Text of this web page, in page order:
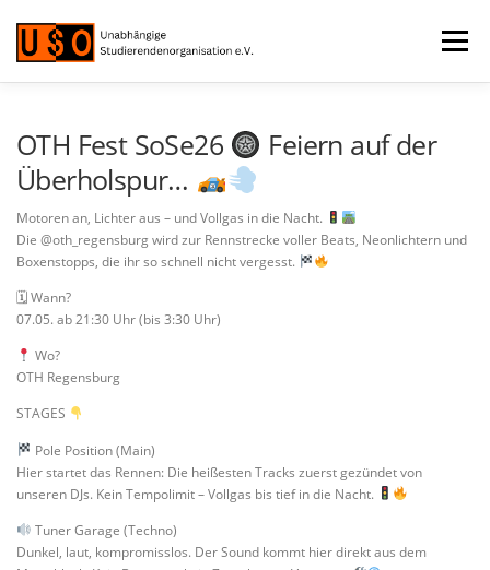
Inhalt
springen
Menü
OTH Fest SoSe26
Feiern auf der
Überholspur…
Motoren an, Lichter aus – und Vollgas in die Nacht.
Die @oth_regensburg wird zur Rennstrecke voller Beats, Neonlichtern und
Boxenstopps, die ihr so schnell nicht vergesst.
🗓 Wann?
07.05. ab 21:30 Uhr (bis 3:30 Uhr)
Wo?
OTH Regensburg
STAGES
Pole Position (Main)
Hier startet das Rennen: Die heißesten Tracks zuerst gezündet von
unseren DJs. Kein Tempolimit – Vollgas bis tief in die Nacht.
Tuner Garage (Techno)
Dunkel, laut, kompromisslos. Der Sound kommt hier direkt aus dem